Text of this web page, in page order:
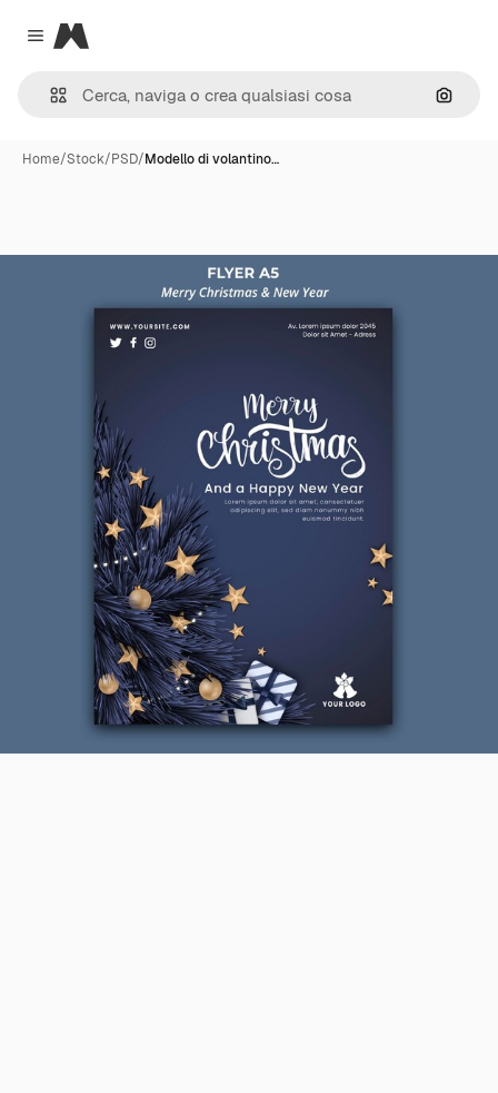
Close menu
Magnific
Cerca
Home/Stock/PSD/Modello di volantino…